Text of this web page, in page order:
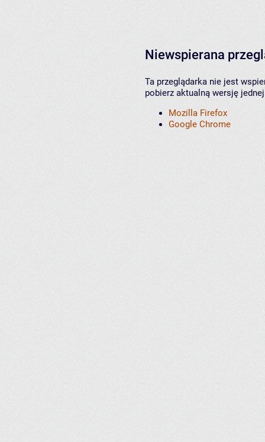
Niewspierana
Ta przeglądarka nie jest
pobierz aktualną wersję
Mozilla Firefox
Google Chrome